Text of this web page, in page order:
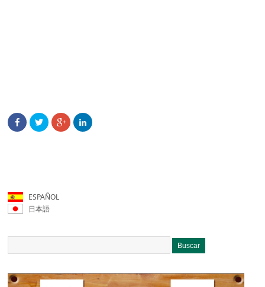
ESPAÑOL
日本語